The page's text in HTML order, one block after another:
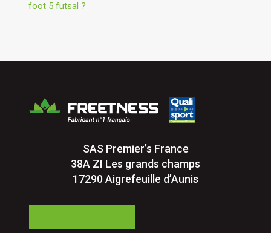
foot 5 futsal ?
SAS Premier’s France
38A ZI Les grands champs
17290 Aigrefeuille d’Aunis